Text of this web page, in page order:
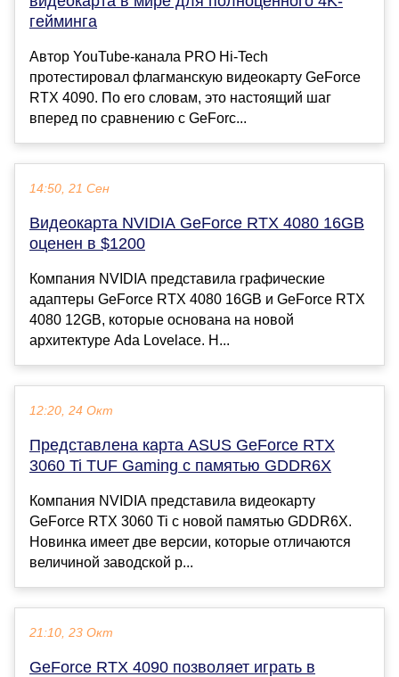
гейминга
Автор YouTube-канала PRO Hi-Tech
протестировал флагманскую видеокарту GeForce
RTX 4090. По его словам, это настоящий шаг
вперед по сравнению с GeForc...
14:50, 21 Сен
Видеокарта NVIDIA GeForce RTX 4080 16GB
оценен в $1200
Компания NVIDIA представила графические
адаптеры GeForce RTX 4080 16GB и GeForce RTX
4080 12GB, которые основана на новой
архитектуре Ada Lovelace. Н...
12:20, 24 Окт
Представлена карта ASUS GeForce RTX
3060 Ti TUF Gaming с памятью GDDR6X
Компания NVIDIA представила видеокарту
GeForce RTX 3060 Ti с новой памятью GDDR6X.
Новинка имеет две версии, которые отличаются
величиной заводской р...
21:10, 23 Окт
GeForce RTX 4090 позволяет играть в